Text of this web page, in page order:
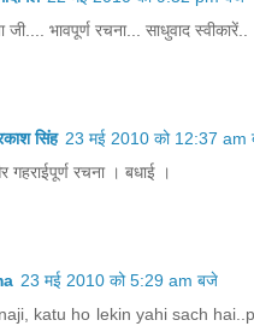
जी.... भावपूर्ण रचना... साधुवाद स्वीकारें..
सिंह 23 मई 2010 को 12:37 am
गहराईपूर्ण रचना । बधाई ।
23 मई 2010 को 5:29 am बजे
katu ho lekin yahi sach